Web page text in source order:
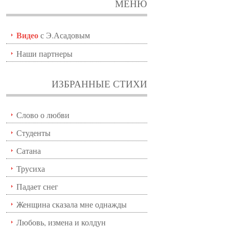
МЕНЮ
Видеос Э.Асадовым
Наши партнеры
ИЗБРАННЫЕ СТИХИ
Слово о любви
Студенты
Сатана
Трусиха
Падает снег
Женщина сказала мне однажды
Любовь, измена и колдун